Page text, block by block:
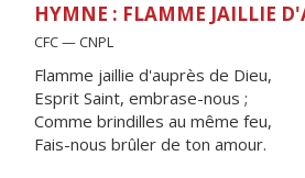
HYMNE : FLAMME JAILLIE
CFC — CNPL
Flamme jaillie d'auprès de Dieu,
Esprit Saint, embrase-nous ;
Comme brindilles au même feu,
Fais-nous brûler de ton amour.